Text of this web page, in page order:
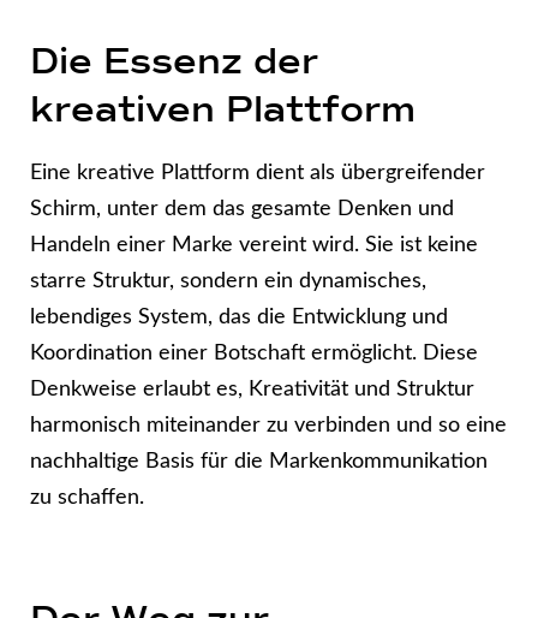
Die Essenz der
kreativen Plattform
Eine kreative Plattform dient als übergreifender
Schirm, unter dem das gesamte Denken und
Handeln einer Marke vereint wird. Sie ist keine
starre Struktur, sondern ein dynamisches,
lebendiges System, das die Entwicklung und
Koordination einer Botschaft ermöglicht. Diese
Denkweise erlaubt es, Kreativität und Struktur
harmonisch miteinander zu verbinden und so eine
nachhaltige Basis für die Markenkommunikation
zu schaffen.